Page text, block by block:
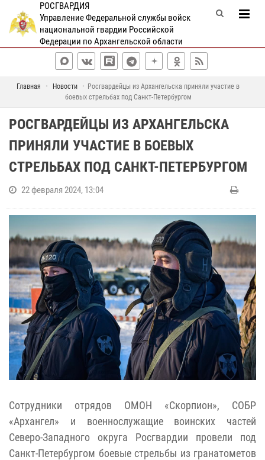
РОСГВАРДИЯ
Управление Федеральной службы войск
национальной гвардии Российской
Федерации по Архангельской области
Главная Новости
Росгвардейцы из Архангельска приняли участие в
боевых стрельбах под Санкт-Петербургом
РОСГВАРДЕЙЦЫ ИЗ АРХАНГЕЛЬСКА
ПРИНЯЛИ УЧАСТИЕ В БОЕВЫХ
СТРЕЛЬБАХ ПОД САНКТ-ПЕТЕРБУРГОМ
22 февраля 2024, 13:04
Сотрудники отрядов ОМОН «Скорпион», СОБР
«Архангел» и военнослужащие воинских частей
Северо-Западного округа Росгвардии провели под
Санкт-Петербургом боевые стрельбы из гранатометов